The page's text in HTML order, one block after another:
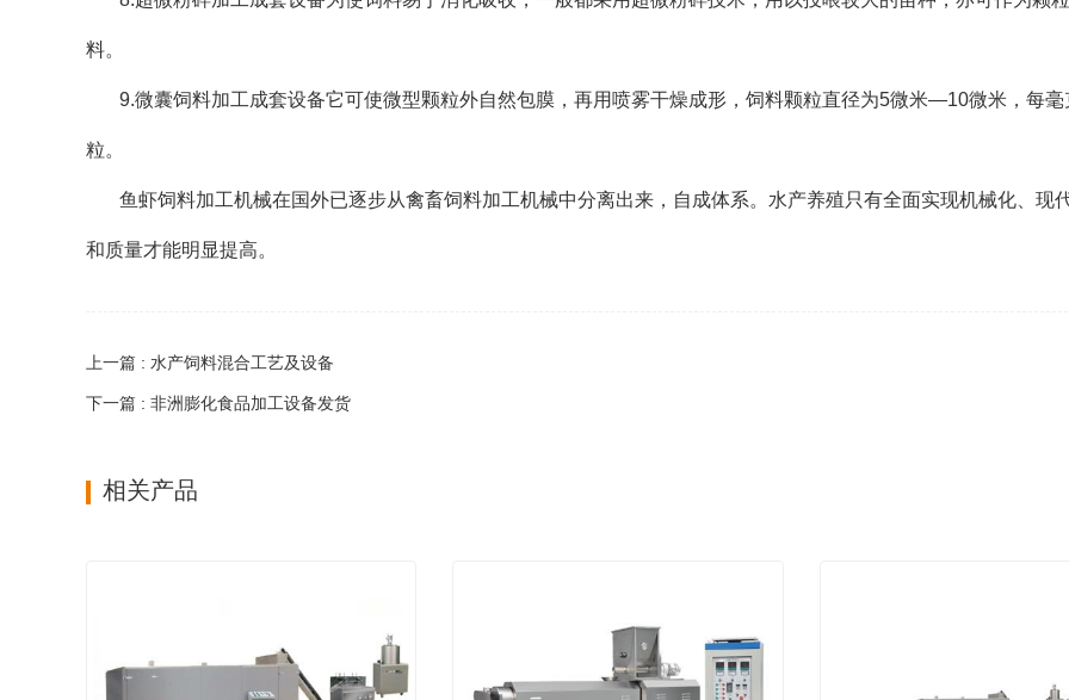
料。
9.微囊饲料加工成套设备它可使微型颗粒外自然包膜，再用喷雾干燥成形，饲料颗粒直径为5微米—10微米，每毫
粒。
鱼虾饲料加工机械在国外已逐步从禽畜饲料加工机械中分离出来，自成体系。水产养殖只有全面实现机械化、现
和质量才能明显提高。
上一篇 : 水产饲料混合工艺及设备
下一篇 : 非洲膨化食品加工设备发货
相关产品